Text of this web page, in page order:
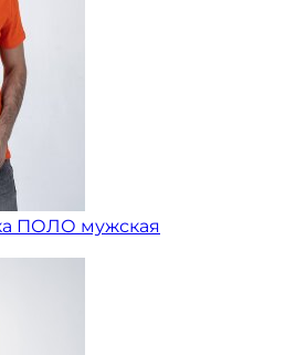
ПОЛО мужская